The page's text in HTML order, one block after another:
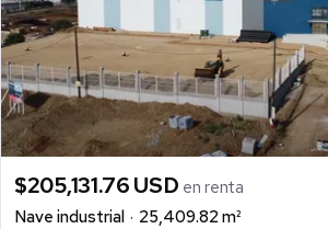
$205,131.76 USD en renta
Nave industrial
25,409.82 m²